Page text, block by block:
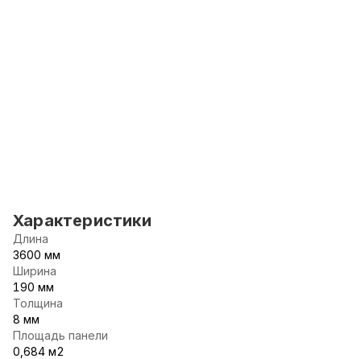
Характеристики
Длина
3600 мм
Ширина
190 мм
Толщина
8 мм
Площадь панели
0,684 м2